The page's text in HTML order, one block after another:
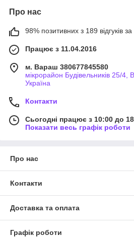
Про нас
98% позитивних з 189 відгуків за
Працює з 11.04.2016
м. Вараш 380677845580
мікрорайон Будівельників 25/
Україна
Контакти
Сьогодні працює з 10:00 до
Показати весь графік роботи
Про нас
Контакти
Доставка та оплата
Графік роботи